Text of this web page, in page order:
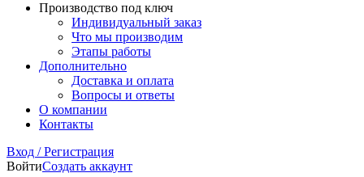
Производство под ключ
Индивидуальный заказ
Что мы производим
Этапы работы
Дополнительно
Доставка и оплата
Вопросы и ответы
О компании
Контакты
Вход / Регистрация
ВойтиСоздать аккаунт